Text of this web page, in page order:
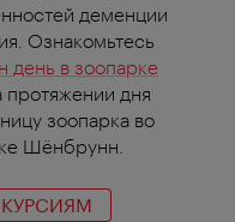
деменции
Ознакомьтесь
день в зоопарке
протяжении дня
зоопарка во
Шёнбрунн.